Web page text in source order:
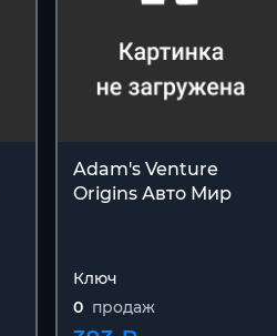
Adam's Venture
Origins Авто Мир
Ключ
0 продаж